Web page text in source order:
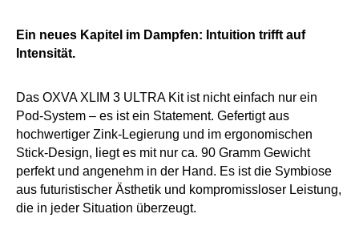
Ein neues Kapitel im Dampfen: Intuition trifft auf
Intensität.
Das OXVA XLIM 3 ULTRA Kit ist nicht einfach nur ein
Pod-System – es ist ein Statement. Gefertigt aus
hochwertiger Zink-Legierung und im ergonomischen
Stick-Design, liegt es mit nur ca. 90 Gramm Gewicht
perfekt und angenehm in der Hand. Es ist die Symbiose
aus futuristischer Ästhetik und kompromissloser Leistung,
die in jeder Situation überzeugt.